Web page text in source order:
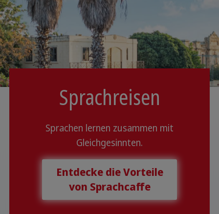
Sprachreisen
Sprachen lernen zusammen mit
Gleichgesinnten.
Entdecke die Vorteile
von Sprachcaffe